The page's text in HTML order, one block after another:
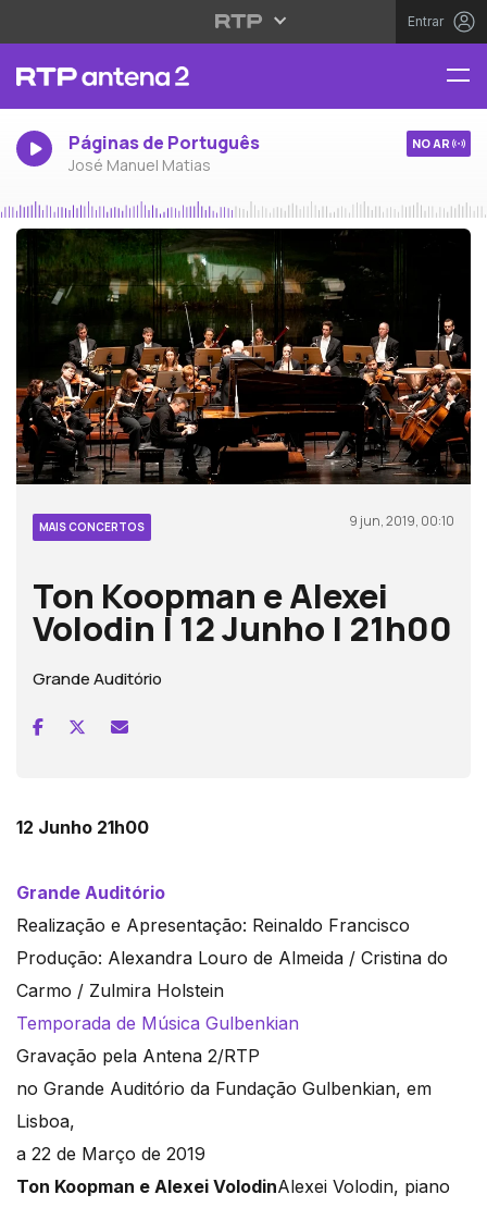
Entrar
Páginas de Português
José Manuel Matias
NO AR
MAIS CONCERTOS 9 jun, 2019, 00:10
Ton Koopman e Alexei
Volodin | 12 Junho | 21h00
Grande Auditório
12 Junho 21h00
Grande Auditório
Realização e Apresentação: Reinaldo Francisco
Produção: Alexandra Louro de Almeida / Cristina do
Carmo / Zulmira Holstein
Temporada de Música Gulbenkian
Gravação pela Antena 2/RTP
no Grande Auditório da Fundação Gulbenkian, em
Lisboa,
a 22 de Março de 2019
Ton Koopman e Alexei VolodinAlexei Volodin, piano